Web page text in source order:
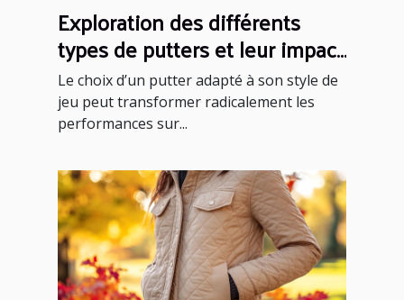
Exploration des différents
types de putters et leur impact
sur votre performance
Le choix d’un putter adapté à son style de
jeu peut transformer radicalement les
performances sur...